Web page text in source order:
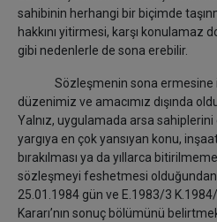
sahibinin herhangi bir biçimde
hakkını yitirmesi, karşı konulamaz
gibi nedenlerle de sona erebilir.
Sözleşmenin sona ermesine
düzenimiz ve amacımız dışında
Yalnız, uygulamada arsa sahiplerini
yargıya en çok yansıyan konu,
bırakılması ya da yıllarca
sözleşmeyi feshetmesi
25.01.1984 gün ve E.1983/3
Kararı’nın sonuç bölümünü